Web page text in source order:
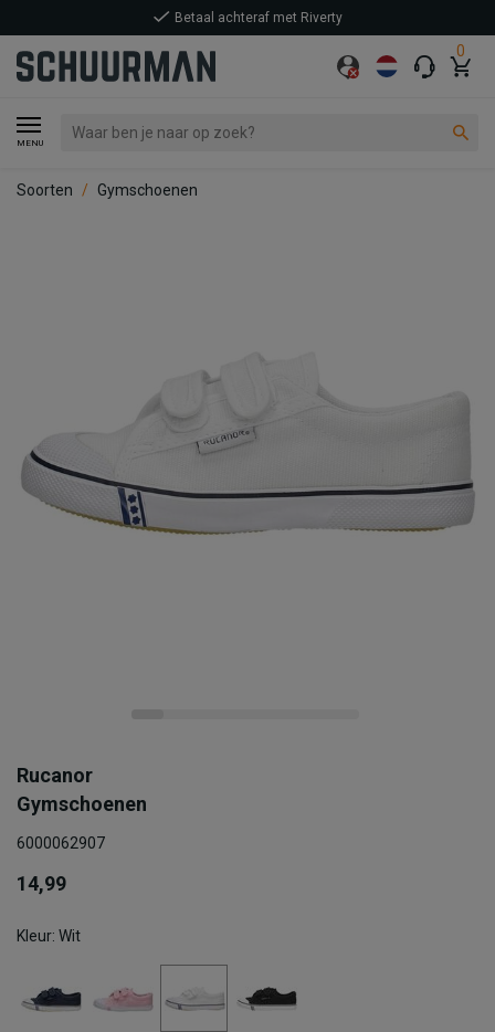
0
MENU
Betaal achteraf met Riverty
Soorten Gymschoenen
Rucanor
Gymschoenen
6000062907
14,99
Kleur: Wit